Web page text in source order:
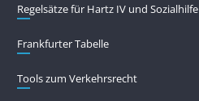
Regelsätze für Hartz IV und Sozialhilfe
Frankfurter Tabelle
Tools zum Verkehrsrecht